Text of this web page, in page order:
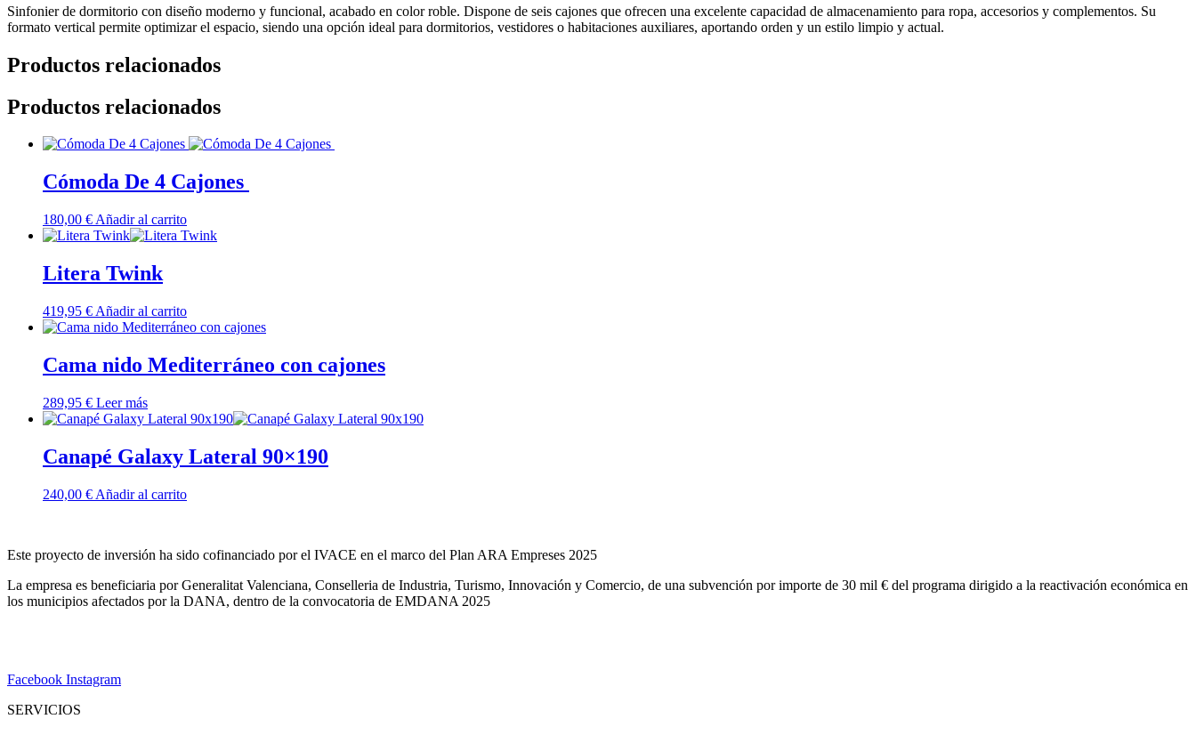
Sinfonier de dormitorio con diseño moderno y funcional, acabado en color roble. Dispone de seis cajones que ofrecen una excelente capacidad de almacenamiento para ropa, accesorios y complementos. Su
formato vertical permite optimizar el espacio, siendo una opción ideal para dormitorios, vestidores o habitaciones auxiliares, aportando orden y un estilo limpio y actual.
Productos relacionados
Productos relacionados
Cómoda De 4 Cajones
180,00 € Añadir al carrito
Litera Twink
419,95 € Añadir al carrito
Cama nido Mediterráneo con cajones
289,95 € Leer más
Canapé Galaxy Lateral 90×190
240,00 € Añadir al carrito
Este proyecto de inversión ha sido cofinanciado por el IVACE en el marco del Plan ARA Empreses 2025
La empresa es beneficiaria por Generalitat Valenciana, Conselleria de Industria, Turismo, Innovación y Comercio, de una subvención por importe de 30 mil € del programa dirigido a la reactivación económica en
los municipios afectados por la DANA, dentro de la convocatoria de EMDANA 2025
Facebook Instagram
SERVICIOS